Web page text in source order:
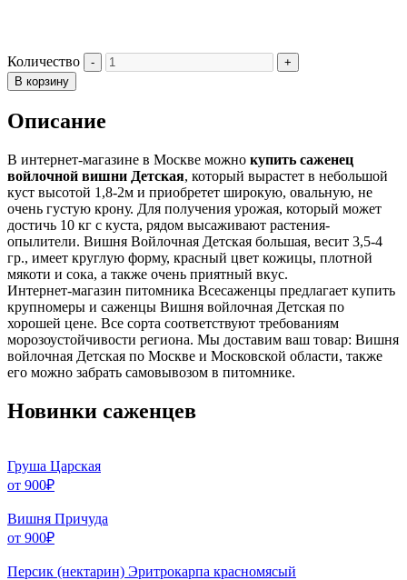
Количество
В корзину
Описание
В интернет-магазине в Москве можно купить саженец
войлочной вишни Детская, который вырастет в небольшой
куст высотой 1,8-2м и приобретет широкую, овальную, не
очень густую крону. Для получения урожая, который может
достичь 10 кг с куста, рядом высаживают растения-
опылители. Вишня Войлочная Детская большая, весит 3,5-4
гр., имеет круглую форму, красный цвет кожицы, плотной
мякоти и сока, а также очень приятный вкус.
Интернет-магазин питомника Всесаженцы предлагает купить
крупномеры и саженцы Вишня войлочная Детская по
хорошей цене. Все сорта соответствуют требованиям
морозоустойчивости региона. Мы доставим ваш товар: Вишня
войлочная Детская по Москве и Московской области, также
его можно забрать самовывозом в питомнике.
Новинки саженцев
Груша Царская
от 900₽
Вишня Причуда
от 900₽
Персик (нектарин) Эритрокарпа красномясый